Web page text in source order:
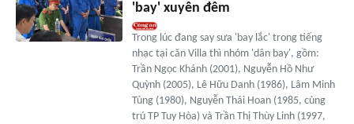
'bay' xuyên đêm
Trong lúc đang say sưa 'bay lắc' trong tiếng
nhạc tại căn Villa thì nhóm 'dân bay', gồm:
Trần Ngọc Khánh (2001), Nguyễn Hồ Như
Quỳnh (2005), Lê Hữu Danh (1986), Lâm Minh
Tùng (1980), Nguyễn Thái Hoan (1985, cùng
trú TP Tuy Hòa) và Trần Thị Thùy Linh (1997,